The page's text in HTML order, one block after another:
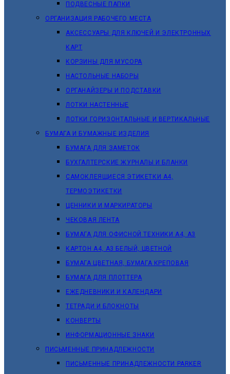
ПОДВЕСНЫЕ ПАПКИ
ОРГАНИЗАЦИЯ РАБОЧЕГО МЕСТА
АКСЕССУАРЫ ДЛЯ КЛЮЧЕЙ И ЭЛЕКТРОННЫХ
КАРТ
КОРЗИНЫ ДЛЯ МУСОРА
НАСТОЛЬНЫЕ НАБОРЫ
ОРГАНАЙЗЕРЫ И ПОДСТАВКИ
ЛОТКИ НАСТЕННЫЕ
ЛОТКИ ГОРИЗОНТАЛЬНЫЕ И ВЕРТИКАЛЬНЫЕ
БУМАГА И БУМАЖНЫЕ ИЗДЕЛИЯ
БУМАГА ДЛЯ ЗАМЕТОК
БУХГАЛТЕРСКИЕ ЖУРНАЛЫ И БЛАНКИ
САМОКЛЕЯЩИЕСЯ ЭТИКЕТКИ А4,
ТЕРМОЭТИКЕТКИ
ЦЕННИКИ И МАРКИРАТОРЫ
ЧЕКОВАЯ ЛЕНТА
БУМАГА ДЛЯ ОФИСНОЙ ТЕХНИКИ А4, А3
КАРТОН А4, А3 БЕЛЫЙ, ЦВЕТНОЙ
БУМАГА ЦВЕТНАЯ, БУМАГА КРЕПОВАЯ
БУМАГА ДЛЯ ПЛОТТЕРА
ЕЖЕДНЕВНИКИ И КАЛЕНДАРИ
ТЕТРАДИ И БЛОКНОТЫ
КОНВЕРТЫ
ИНФОРМАЦИОННЫЕ ЗНАКИ
ПИСЬМЕННЫЕ ПРИНАДЛЕЖНОСТИ
ПИСЬМЕННЫЕ ПРИНАДЛЕЖНОСТИ PARKER